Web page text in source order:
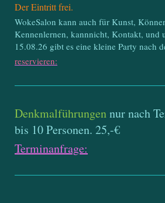
Der Eintritt frei.
WokeSalon kann auch für Kunst,
Kennenlernen, kannnicht, Kontakt, und
15.08.26 gibt es eine kleine Party nach
reservieren:
Denkmalführungennur nach
bis 10 Personen. 25,-€
Terminanfrage: